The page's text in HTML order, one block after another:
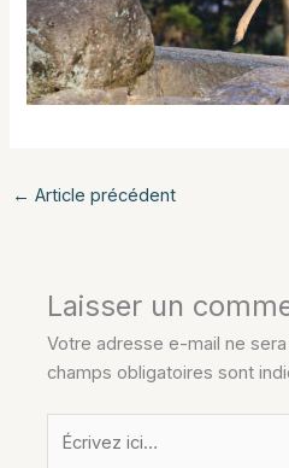
← Article précédent
Laisser un
Votre adresse e-mail ne
champs obligatoires sont
Écrivez
ici…